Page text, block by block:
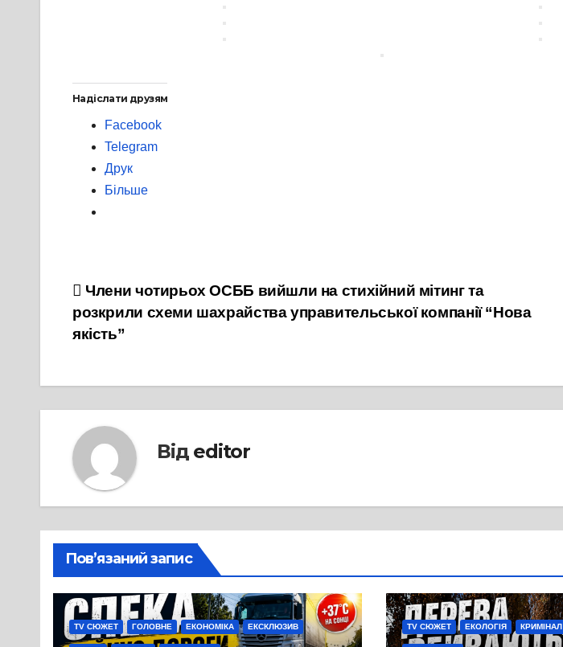
Надіслати друзям
Facebook
Telegram
Друк
Більше
Навігація
записів
Члени чотирьох ОСББ вийшли на стихійний мітинг та
розкрили схеми шахрайства управительської компанії “Нова
якість”
Від editor
Пов’язаний запис
TV СЮЖЕТ ГОЛОВНЕ ЕКОНОМІКА ЕКСКЛЮЗИВ TV СЮЖЕТ ЕКОЛОГІЯ КРИМІНАЛ